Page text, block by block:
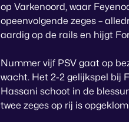
op Varkenoord, waar
opeenvolgende zeges –
aardig op de rails en hijgt
Nummer vijf PSV gaat op
wacht. Het 2-2 gelijkspel bij
Hassani schoot in de
twee zeges op rij is